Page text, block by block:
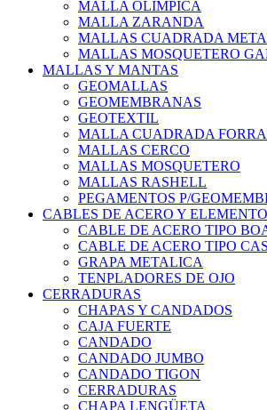
MALLA OLIMPICA
MALLA ZARANDA
MALLAS CUADRADA
MALLAS MOSQUETERO
MALLAS Y MANTAS
GEOMALLAS
GEOMEMBRANAS
GEOTEXTIL
MALLA CUADRADA
MALLAS CERCO
MALLAS MOSQUETERO
MALLAS RASHELL
PEGAMENTOS P/
CABLES DE ACERO Y
CABLE DE ACERO TIPO
CABLE DE ACERO TIPO
GRAPA METALICA
TENPLADORES DE OJO
CERRADURAS
CHAPAS Y CANDADOS
CAJA FUERTE
CANDADO
CANDADO JUMBO
CANDADO TIGON
CERRADURAS
CHAPA LENGÜETA